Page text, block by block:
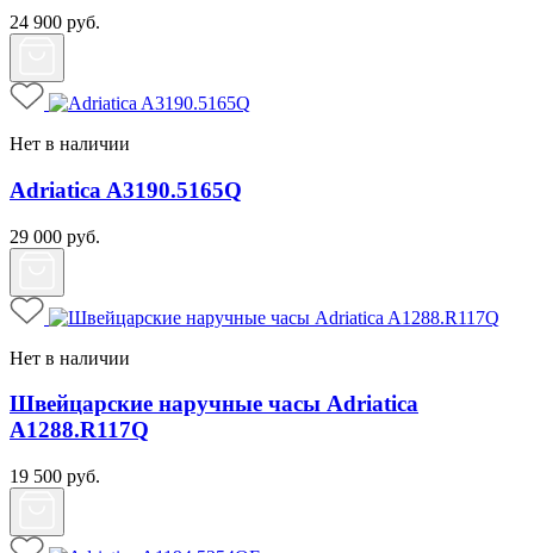
24 900 руб.
Нет в наличии
Adriatica A3190.5165Q
29 000 руб.
Нет в наличии
Швейцарские наручные часы Adriatica
A1288.R117Q
19 500 руб.